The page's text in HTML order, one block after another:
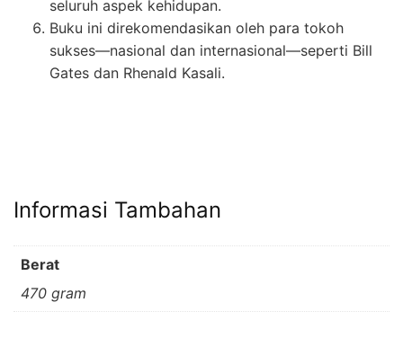
seluruh aspek kehidupan.
Buku ini direkomendasikan oleh para tokoh
sukses—nasional dan internasional—seperti Bill
Gates dan Rhenald Kasali.
Informasi Tambahan
Berat
470 gram